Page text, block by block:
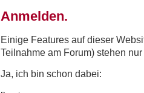
Anmelden.
Einige Features auf dieser
Teilnahme am Forum) stehen
Ja, ich bin schon dabei: